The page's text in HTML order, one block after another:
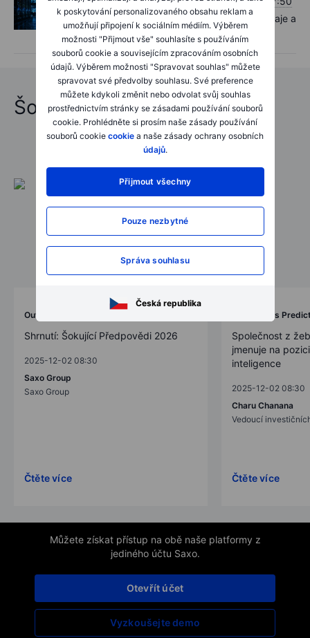
k poskytování personalizovaného obsahu reklam a
umožňují připojení k sociálním médiím. Výběrem
možnosti "Přijmout vše" souhlasíte s používáním
souborů cookie a souvisejícím zpracováním osobních
údajů. Výběrem možnosti "Spravovat souhlas" můžete
spravovat své předvolby souhlasu. Své preference
můžete kdykoli změnit nebo odvolat svůj souhlas
prostřednictvím stránky se zásadami používání souborů
cookie. Prohlédněte si prosím naše zásady používání
souborů cookie cookie a naše zásady ochrany osobních
údajů.
Přijmout všechny
Pouze nezbytné
Správa souhlasu
Česká republika
Výsledky Microsoftu a Mety: Vysoké výdaje a
dva zcela odlišné tržní verdikty
Šokující předpovědi 2026
Outrageous Predictions
Shrnutí: Šokující Předpovědi 2026
2025-12-02 08:30
Saxo Group
Saxo Group
Čtěte více
Outrageous
Společnost z
jmenuje na
inteligence
2025-12-02 08:30
Charu Chanana
Vedoucí
Čtěte více
Můžete získat přístup na obě naše platformy z
jediného účtu Saxo.
Vyzkoušejte demo
Otevřít účet